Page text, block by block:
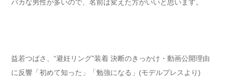
バカな男性が多いので、名前は変えた方がいいと思います。
益若つばさ、“避妊リング”装着 決断のきっかけ・動画公開理由
に反響「初めて知った」「勉強になる」(モデルプレスより)